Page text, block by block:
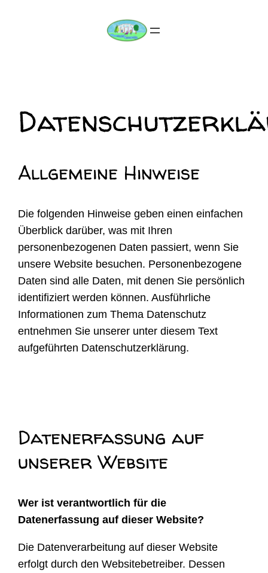
Allgemeine Hinweise
Die folgenden Hinweise geben einen einfachen
Überblick darüber, was mit Ihren
personenbezogenen Daten passiert, wenn Sie
unsere Website besuchen. Personenbezogene
Daten sind alle Daten, mit denen Sie persönlich
identifiziert werden können. Ausführliche
Informationen zum Thema Datenschutz
entnehmen Sie unserer unter diesem Text
aufgeführten Datenschutzerklärung.
Datenerfassung auf
unserer Website
Wer ist verantwortlich für die
Datenerfassung auf dieser Website?
Die Datenverarbeitung auf dieser Website
erfolgt durch den Websitebetreiber. Dessen